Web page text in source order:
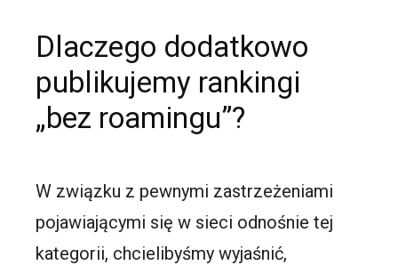
Dlaczego dodatkowo
publikujemy rankingi
„bez roamingu”?
W związku z pewnymi zastrzeżeniami
pojawiającymi się w sieci odnośnie tej
kategorii, chcielibyśmy wyjaśnić,